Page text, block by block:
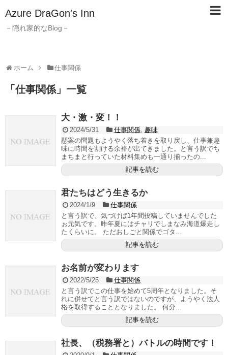
Azure DraGon's Inn
－隠れ家的なBlog－
ホーム 仕事関係
「仕事関係 」 一覧
大・激・変！！
2024/5/31 仕事関係, 趣味
懸案の問題もようやく落ち着きを取り戻し、仕事兼趣
味に時間を割ける余裕が出てきました。と言う訳でち
まちまと行っていた材料集めも一通り揃ったの...
記事を読む
君たちはどう生きるか
2024/1/9
仕事関係
と言う訳で、気づけば1年間投稿していませんでした
ぉ元気です。昨年夏にはチャリでしまなみ海道爆走し
たくらいに。 ただおしごと関係でゴタ...
記事を読む
お名前が変わります
2022/5/25
仕事関係
と言う訳でこの仕事を始めて5周年となりました。そ
れに併せてと言う訳ではないのですが、ようやく法人
格を取得することとなりました。 何分...
記事を読む
社長、（税務署と）バトルの時間です！